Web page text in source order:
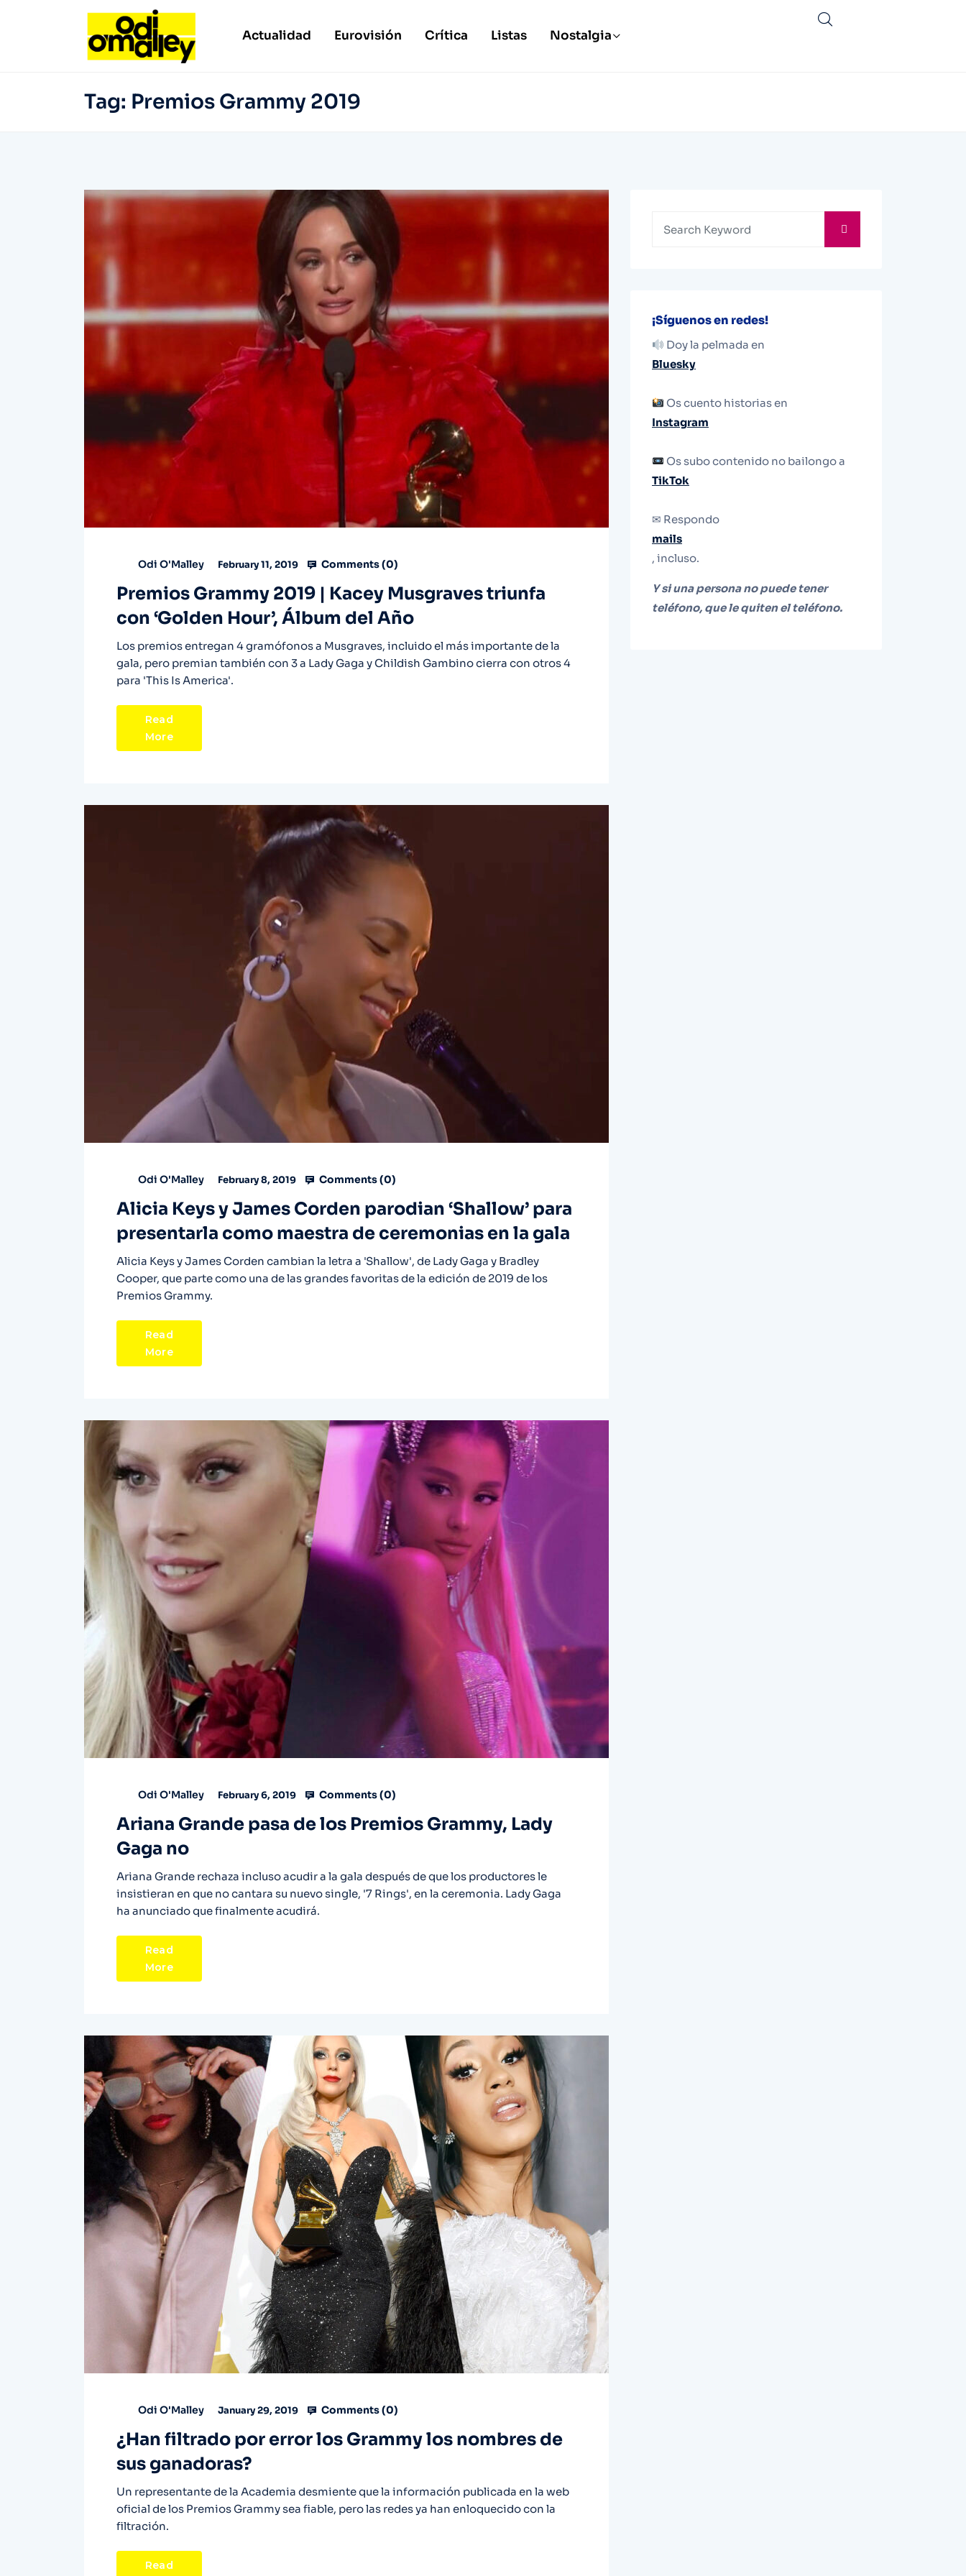
Actualidad Eurovisión Crítica Listas Nostalgia
Tag: Premios Grammy 2019
Odi O'Malley February 11, 2019 Comments (0)
Premios Grammy 2019 | Kacey Musgraves triunfa
con ‘Golden Hour’, Álbum del Año
Los premios entregan 4 gramófonos a Musgraves, incluido el más importante de la
gala, pero premian también con 3 a Lady Gaga y Childish Gambino cierra con otros 4
para 'This Is America'.
Read
More
Odi O'Malley February 8, 2019 Comments (0)
Alicia Keys y James Corden parodian ‘Shallow’ para
presentarla como maestra de ceremonias en la gala
Alicia Keys y James Corden cambian la letra a 'Shallow', de Lady Gaga y Bradley
Cooper, que parte como una de las grandes favoritas de la edición de 2019 de los
Premios Grammy.
Read
More
Odi O'Malley February 6, 2019 Comments (0)
Ariana Grande pasa de los Premios Grammy, Lady
Gaga no
Ariana Grande rechaza incluso acudir a la gala después de que los productores le
insistieran en que no cantara su nuevo single, '7 Rings', en la ceremonia. Lady Gaga
ha anunciado que finalmente acudirá.
Read
More
Odi O'Malley January 29, 2019 Comments (0)
¿Han filtrado por error los Grammy los nombres de
sus ganadoras?
Un representante de la Academia desmiente que la información publicada en la web
oficial de los Premios Grammy sea fiable, pero las redes ya han enloquecido con la
filtración.
Read
¡Síguenos en redes!
Doy la pelmada en
Bluesky
Os cuento historias en
Instagram
Os subo contenido no bailongo a
TikTok
✉ Respondo
mails
, incluso.
Y si una persona no puede tener
teléfono, que le quiten el teléfono.